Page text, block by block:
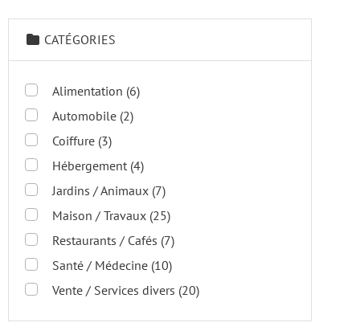
CATÉGORIES
Alimentation (6)
Automobile (2)
Coiffure (3)
Hébergement (4)
Jardins / Animaux (7)
Maison / Travaux (25)
Restaurants / Cafés (7)
Santé / Médecine (10)
Vente / Services divers (20)